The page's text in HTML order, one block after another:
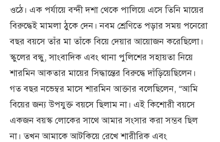
ওঠে। এক পর্যায়ে বন্দী দশা থেকে পালিয়ে এসে তিনি মায়ের
বিরুদ্ধেই মামলা ঠুকে দেন। নবম শ্রেণিতে পড়ার সময় পনেরো
বছর বয়সে তাঁর মা তাঁকে বিয়ে দেয়ার আয়োজন করেছিলো।
স্কুলের বন্ধু, সাংবাদিক এবং থানা পুলিশের সহায়তা নিয়ে
শারমিন আকতার মায়ের সিদ্ধান্তের বিরুদ্ধে দাঁড়িয়েছিলেন।
গত বছর নভেম্বর মাসে শারমিন আক্তার বলেছিলেন, “আমি
বিয়ের জন্য উপযুক্ত বয়সে ছিলাম না। এই কিশোরী বয়সে
একজন বয়স্ক লোকের সাথে আমার সংসার করা সম্ভব ছিল
না। তখন আমাকে আটকিয়ে রেখে শারীরিক এবং